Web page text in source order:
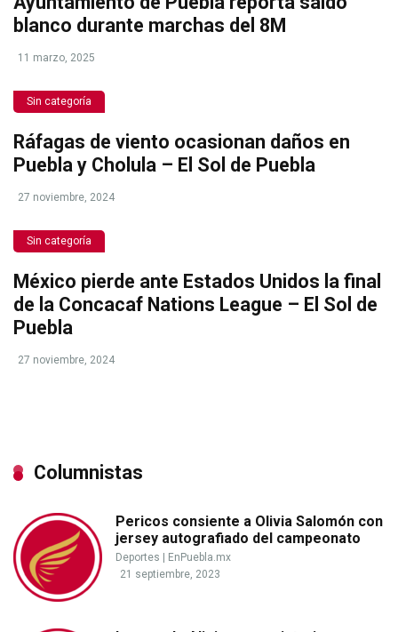
blanco durante marchas del 8M
11 marzo, 2025
Sin categoría
Ráfagas de viento ocasionan daños en
Puebla y Cholula – El Sol de Puebla
27 noviembre, 2024
Sin categoría
México pierde ante Estados Unidos la final
de la Concacaf Nations League – El Sol de
Puebla
27 noviembre, 2024
Columnistas
Pericos consiente a Olivia Salomón con
jersey autografiado del campeonato
Deportes | EnPuebla.mx
21 septiembre, 2023